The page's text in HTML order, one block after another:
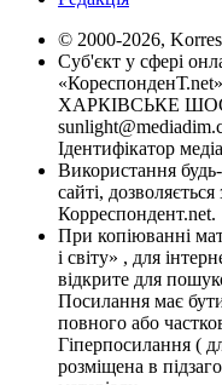
© 2000-2026,
Суб'єкт у сфері
ХАРКІВСЬКЕ
Ідентифікатор
Використання
сайті,
Корреспондент.net.
При копіюванні
і світу» , для
відкрите для
Посилання має
повного або
Гіперпосилання (
розміщена в